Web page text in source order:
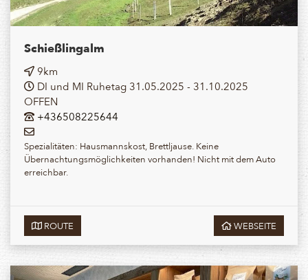
Schießlingalm
9km
DI und MI Ruhetag 31.05.2025 - 31.10.2025
OFFEN
+436508225644
Spezialitäten: Hausmannskost, Brettljause. Keine
Übernachtungsmöglichkeiten vorhanden! Nicht mit dem Auto
erreichbar.
ROUTE WEBSEITE